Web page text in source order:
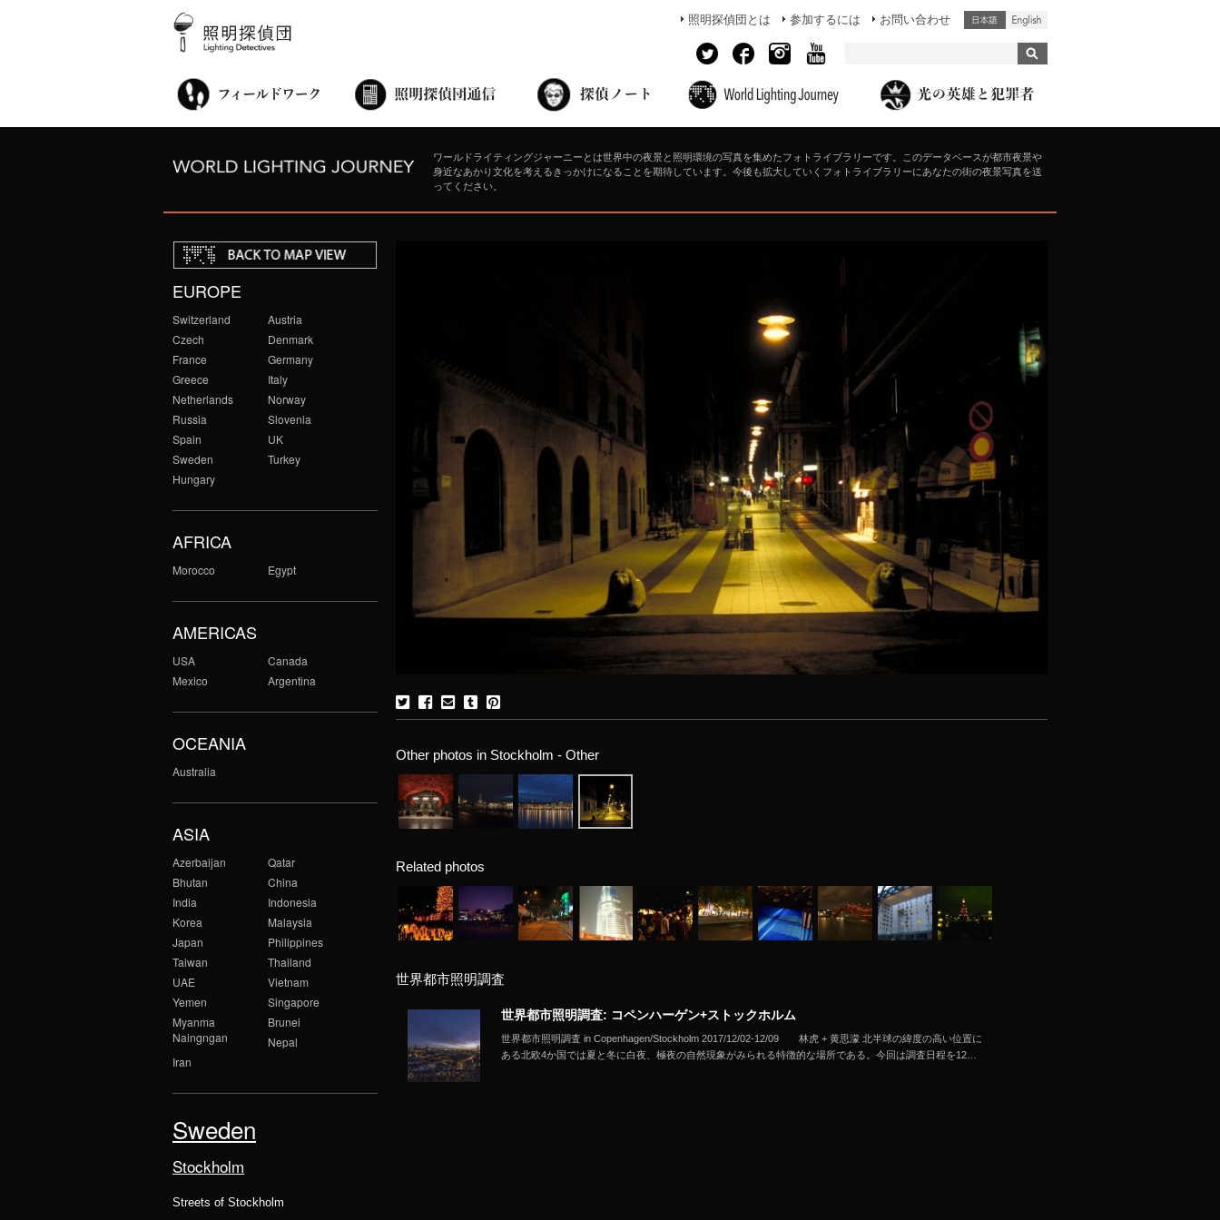
照明探偵団とは 参加するには お問い合わせ
ワールドライティングジャーニーとは世界中の夜景と照明環境の写真を集めたフォトライブラリーです。このデータベースが都市夜景や
身近なあかり文化を考えるきっかけになることを期待しています。今後も拡大していくフォトライブラリーにあなたの街の夜景写真を送
ってください。
EUROPE
Switzerland
Austria
Czech
Denmark
France
Germany
Greece
Italy
Netherlands
Norway
Russia
Slovenia
Spain
UK
Sweden
Turkey
Hungary
AFRICA
Morocco Egypt
AMERICAS
USA
Canada
Mexico
Argentina
OCEANIA
Australia
ASIA
Azerbaijan
Qatar
Bhutan
China
India
Indonesia
Korea
Malaysia
Japan
Philippines
Taiwan
Thailand
UAE
Vietnam
Yemen
Singapore
Myanma
Naingngan
Brunei
Nepal
Iran
Sweden
Stockholm
Streets of Stockholm
Other photos in Stockholm - Other
Related photos
世界都市照明調査
世界都市照明調査: コペンハーゲン+ストックホルム
世界都市照明調査 in Copenhagen/Stockholm 2017/12/02-12/09 林虎 + 黄思濛 北半球の緯度の高い位置に
ある北欧4か国では夏と冬に白夜、極夜の自然現象がみられる特徴的な場所である。今回は調査日程を12…